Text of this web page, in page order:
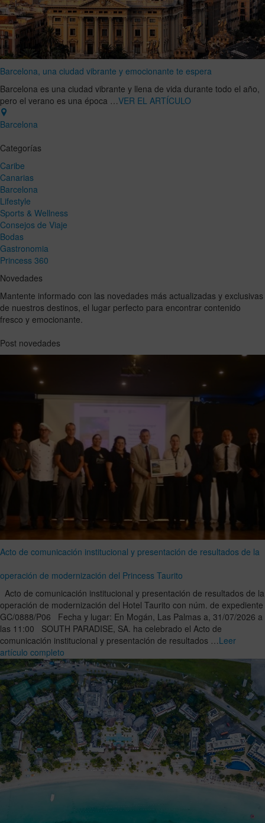
Barcelona, una ciudad vibrante y emocionante te espera
Barcelona es una ciudad vibrante y llena de vida durante todo el año,
pero el verano es una época …VER EL ARTÍCULO
Barcelona
Categorías
Caribe
Canarias
Barcelona
Lifestyle
Sports & Wellness
Consejos de Viaje
Bodas
Gastronomia
Princess 360
Novedades
Mantente informado con las novedades más actualizadas y exclusivas
de nuestros destinos, el lugar perfecto para encontrar contenido
fresco y emocionante.
Post novedades
Acto de comunicación institucional y presentación de resultados de la
operación de modernización del Princess Taurito
Acto de comunicación institucional y presentación de resultados de la
operación de modernización del Hotel Taurito con núm. de expediente
GC/0888/P06 Fecha y lugar: En Mogán, Las Palmas a, 31/07/2026 a
las 11:00 SOUTH PARADISE, SA. ha celebrado el Acto de
comunicación institucional y presentación de resultados …Leer
artículo completo